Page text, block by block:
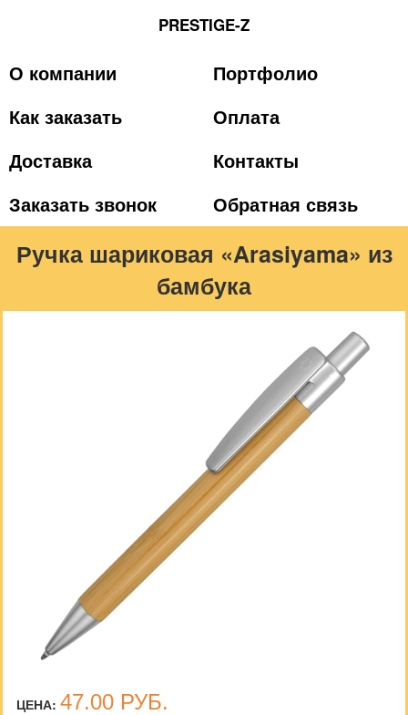
PRESTIGE-Z
О компании
Портфолио
Как заказать
Оплата
Доставка
Контакты
Заказать звонок
Обратная связь
Ручка шариковая «Arasiyama» из
бамбука
ЦЕНА: 47.00 РУБ.